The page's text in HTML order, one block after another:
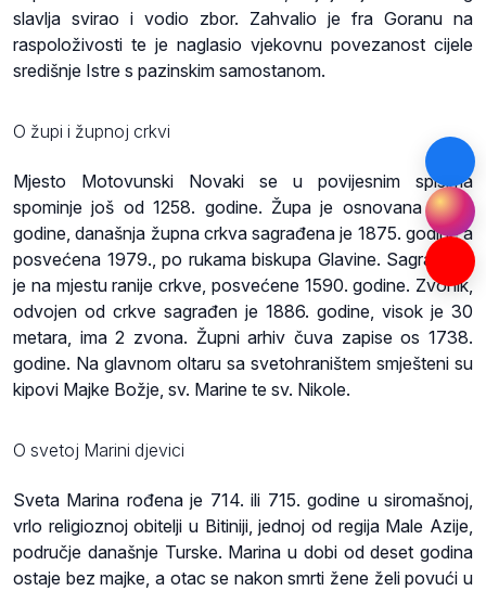
slavlja svirao i vodio zbor. Zahvalio je fra Goranu na
raspoloživosti te je naglasio vjekovnu povezanost cijele
središnje Istre s pazinskim samostanom.
O župi i župnoj crkvi
Mjesto Motovunski Novaki se u povijesnim spisima
spominje još od 1258. godine. Župa je osnovana 1550.
godine, današnja župna crkva sagrađena je 1875. godine a
posvećena 1979., po rukama biskupa Glavine. Sagrađena
je na mjestu ranije crkve, posvećene 1590. godine. Zvonik,
odvojen od crkve sagrađen je 1886. godine, visok je 30
metara, ima 2 zvona. Župni arhiv čuva zapise os 1738.
godine. Na glavnom oltaru sa svetohraništem smješteni su
kipovi Majke Božje, sv. Marine te sv. Nikole.
O svetoj Marini djevici
Sveta Marina rođena je 714. ili 715. godine u siromašnoj,
vrlo religioznoj obitelji u Bitiniji, jednoj od regija Male Azije,
područje današnje Turske. Marina u dobi od deset godina
ostaje bez majke, a otac se nakon smrti žene želi povući u